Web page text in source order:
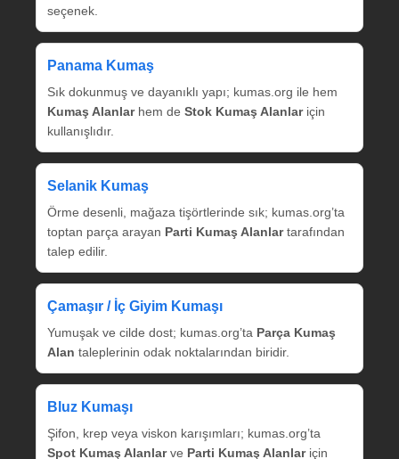
seçenek.
Panama Kumaş
Sık dokunmuş ve dayanıklı yapı; kumas.org ile hem
Kumaş Alanlarhem de Stok Kumaş Alanlariçin
kullanışlıdır.
Selanik Kumaş
Örme desenli, mağaza tişörtlerinde sık; kumas.org’ta
toptan parça arayan Parti Kumaş Alanlartarafından
talep edilir.
Çamaşır / İç Giyim Kumaşı
Yumuşak ve cilde dost; kumas.org’ta Parça Kumaş
Alan taleplerinin odak noktalarından biridir.
Bluz Kumaşı
Şifon, krep veya viskon karışımları; kumas.org’ta
Spot Kumaş Alanlarve Parti Kumaş Alanlariçin